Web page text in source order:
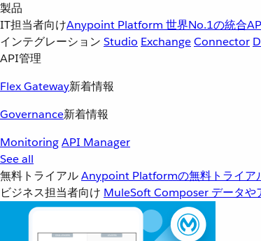
製品
IT担当者向けAnypoint Platform 世界No.1の統合
インテグレーション Studio ExchangeConnector
API管理
Flex Gateway新着情報
Governance新着情報
MonitoringAPI Manager
See all
無料トライアルAnypoint Platformの無料トライア
ビジネス担当者向け MuleSoft Composer データや